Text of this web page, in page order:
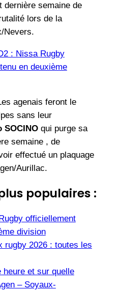
dernière semaine de
lors de la
Nevers.
: Nissa Rugby
en deuxième
agenais feront le
sans leur
SOCINOqui purge sa
semaine , de
effectué un plaquage
Aurillac.
populaires :
officiellement
division
rugby 2026 : toutes les
heure et sur quelle
– Soyaux-